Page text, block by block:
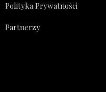
Polityka Prywatności
Partnerzy